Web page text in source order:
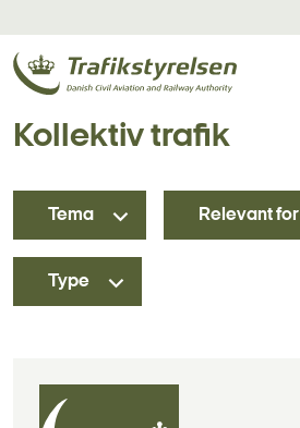
Kollektiv trafik
Tema Relevant for
Type